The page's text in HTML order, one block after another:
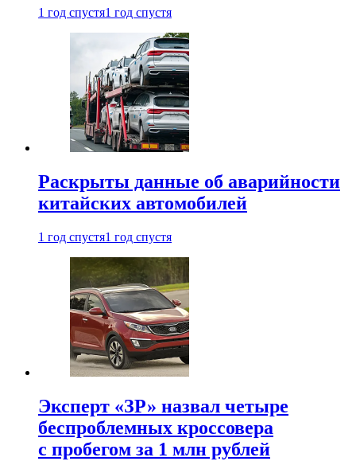
1 год спустя1 год спустя
Раскрыты данные об аварийности
китайских автомобилей
1 год спустя1 год спустя
Эксперт «ЗР» назвал четыре
беспроблемных кроссовера
с пробегом за 1 млн рублей